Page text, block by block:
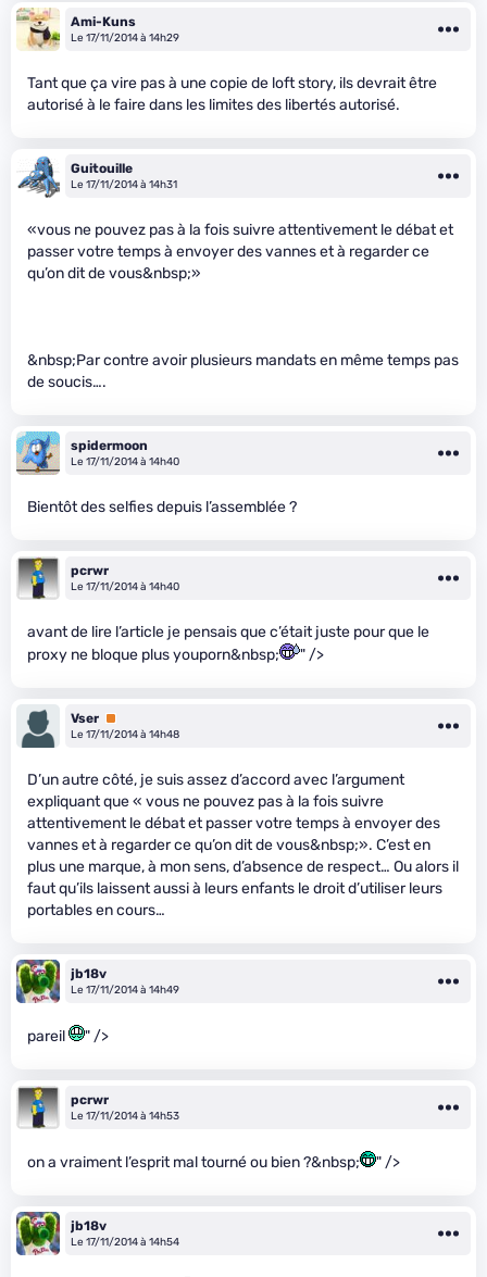
Ami-Kuns
Le 17/11/2014 à 14h29
Tant que ça vire pas à une copie de loft story, ils devrait être
autorisé à le faire dans les limites des libertés autorisé.
Guitouille
Le 17/11/2014 à 14h31
«vous ne pouvez pas à la fois suivre attentivement le débat et
passer votre temps à envoyer des vannes et à regarder ce
qu’on dit de vous&nbsp;»
&nbsp;Par contre avoir plusieurs mandats en même temps pas
de soucis….
spidermoon
Le 17/11/2014 à 14h40
Bientôt des selfies depuis l’assemblée ?
pcrwr
Le 17/11/2014 à 14h40
avant de lire l’article je pensais que c’était juste pour que le
proxy ne bloque plus youporn&nbsp;
" />
Vser Premium
Le 17/11/2014 à 14h48
D’un autre côté, je suis assez d’accord avec l’argument
expliquant que « vous ne pouvez pas à la fois suivre
attentivement le débat et passer votre temps à envoyer des
vannes et à regarder ce qu’on dit de vous&nbsp;». C’est en
plus une marque, à mon sens, d’absence de respect… Ou alors il
faut qu’ils laissent aussi à leurs enfants le droit d’utiliser leurs
portables en cours…
jb18v
Le 17/11/2014 à 14h49
pareil " />
pcrwr
Le 17/11/2014 à 14h53
on a vraiment l’esprit mal tourné ou bien ?&nbsp; " />
jb18v
Le 17/11/2014 à 14h54